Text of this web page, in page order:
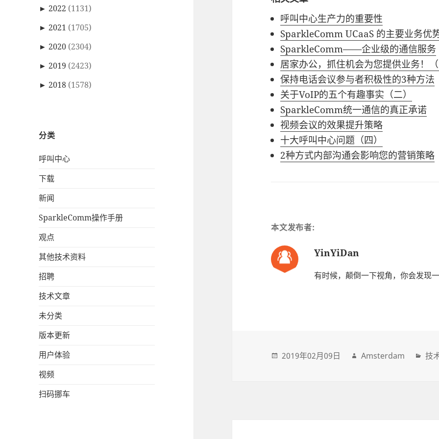
► 2022 (1131)
► 2021 (1705)
► 2020 (2304)
► 2019 (2423)
► 2018 (1578)
分类
呼叫中心
下载
新闻
SparkleComm操作手册
观点
其他技术资料
招聘
技术文章
未分类
版本更新
用户体验
视频
扫码挪车
呼叫中心生产力的重要性
SparkleComm UCaaS 的主要业务优
SparkleComm——企业级的通信服务
居家办公，抓住机会为您提供业务！
保持电话会议参与者积极性的3种方法
关于VoIP的五个有趣事实（二）
SparkleComm统一通信的真正承诺
视频会议的效果提升策略
十大呼叫中心问题（四）
2种方式内部沟通会影响您的营销策略
本文发布者:
YinYiDan
有时候，颠倒一下视角，你会发现
2019年02月09日 Amsterdam 技